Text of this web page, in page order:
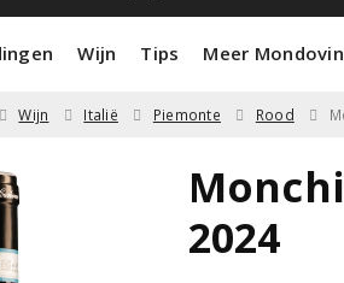
Wijn Tips Meer
Wijn Italië Piemonte Rood
2024